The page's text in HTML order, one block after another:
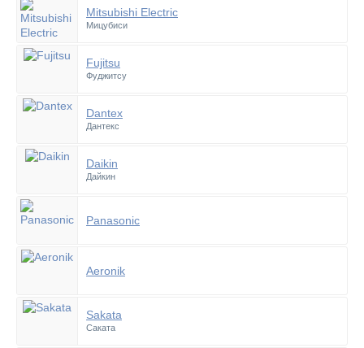
Mitsubishi Electric
Мицубиси
Fujitsu
Фуджитсу
Dantex
Дантекс
Daikin
Дайкин
Panasonic
Aeronik
Sakata
Саката